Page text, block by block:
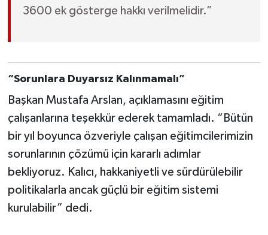
3600 ek gösterge hakkı verilmelidir.”
“Sorunlara Duyarsız Kalınmamalı”
Başkan Mustafa Arslan, açıklamasını eğitim
çalışanlarına teşekkür ederek tamamladı. “Bütün
bir yıl boyunca özveriyle çalışan eğitimcilerimizin
sorunlarının çözümü için kararlı adımlar
bekliyoruz. Kalıcı, hakkaniyetli ve sürdürülebilir
politikalarla ancak güçlü bir eğitim sistemi
kurulabilir” dedi.